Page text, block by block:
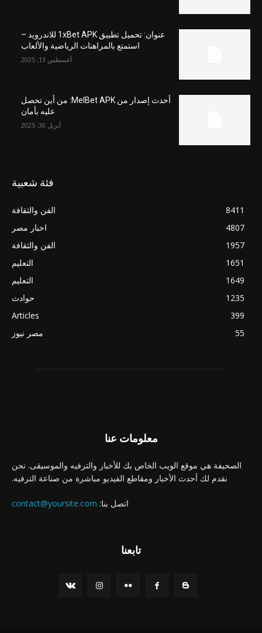
عنوان: تحميل تطبيق 1xBet APK للاندرويد –
استمتع بالمراهنات الرياضية والألعاب
أغسطس 13, 2025
أحدث إصدار من MelBet APK: من أين تحصل
عليه بأمان
أبريل 30, 2025
فئة شعبية
الفن والثقافة
8411
اخبار مصر
4807
الفن والثقافة
1957
التعليم
1651
التعليم
1649
حوادث
1235
Articles
399
مصر نيوز
55
معلومات عنا
الصحيفة هي موقع الويب الخاص بك للأخبار والترفيه والموسيقى. نحن
نقدم لك أحدث الأخبار ومقاطع الفيديو مباشرة من صناعة الترفيه.
اتصل بنا: contact@yoursite.com
تابعنا